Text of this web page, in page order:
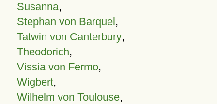
Susanna,
Stephan von Barquel,
Tatwin von Canterbury,
Theodorich,
Vissia von Fermo,
Wigbert,
Wilhelm von Toulouse,